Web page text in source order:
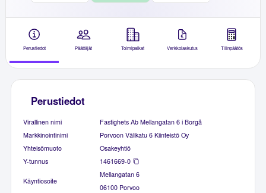
Perustiedot Päättäjät Toimipaikat Verkkolaskutus Tilinpäätös
Perustiedot
Virallinen nimi
Fastighets Ab Mellangatan 6 i Borgå
Markkinointinimi
Porvoon Välikatu 6 Kiinteistö Oy
Yhteisömuoto
Osakeyhtiö
Y-tunnus
1461669-0
Käyntiosoite
Mellangatan 6
06100 Porvoo